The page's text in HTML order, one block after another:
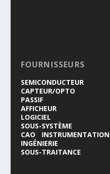
FOURNISSEURS
SEMICONDUCTEUR
CAPTEUR/OPTO
PASSIF
AFFICHEUR
LOGICIEL
SOUS-SYSTÈME
CAO
INSTRUMENTATION
INGÉNIERIE
SOUS-TRAITANCE